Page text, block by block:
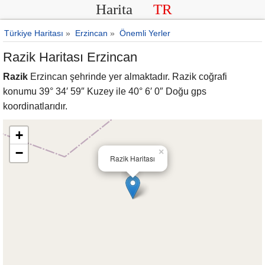
Harita TR
Türkiye Haritası » Erzincan » Önemli Yerler
Razik Haritası Erzincan
Razik Erzincan şehrinde yer almaktadır. Razik coğrafi
konumu 39° 34′ 59″ Kuzey ile 40° 6′ 0″ Doğu gps
koordinatlarıdır.
Razik Haritası
×
+
−